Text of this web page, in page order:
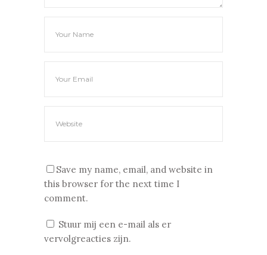
Save my name, email, and website in
this browser for the next time I
comment.
Stuur mij een e-mail als er
vervolgreacties zijn.